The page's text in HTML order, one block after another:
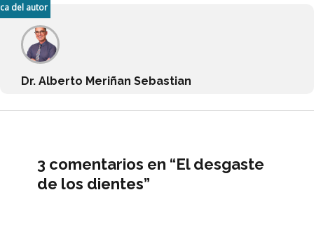
del autor
Dr. Alberto Meriñan Sebastian
3 comentarios en “El desgaste
de los dientes”